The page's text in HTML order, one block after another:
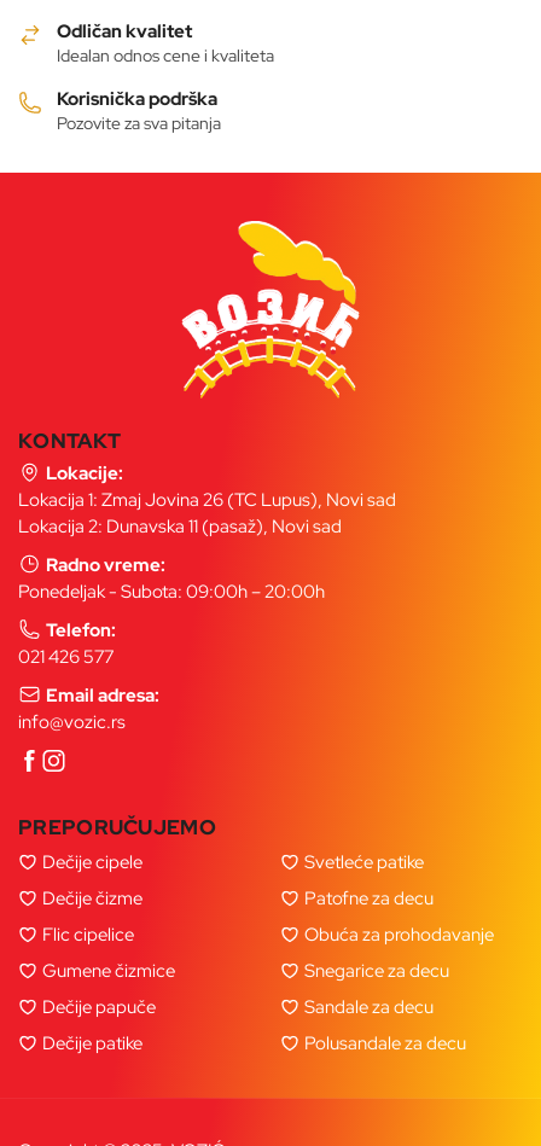
stranici
proizvoda.
Odličan kvalitet
Idealan odnos cene i kvaliteta
Korisnička podrška
Pozovite za sva pitanja
KONTAKT
Lokacije:
Lokacija 1: Zmaj Jovina 26 (TC Lupus), Novi sad
Lokacija 2: Dunavska 11 (pasaž), Novi sad
Radno vreme:
Ponedeljak - Subota: 09:00h – 20:00h
Telefon:
021 426 577
Email adresa:
info@vozic.rs
PREPORUČUJEMO
Dečije cipele
Dečije čizme
Flic cipelice
Gumene čizmice
Dečije papuče
Dečije patike
Svetleće patike
Patofne za decu
Obuća za prohodavanje
Snegarice za decu
Sandale za decu
Polusandale za decu